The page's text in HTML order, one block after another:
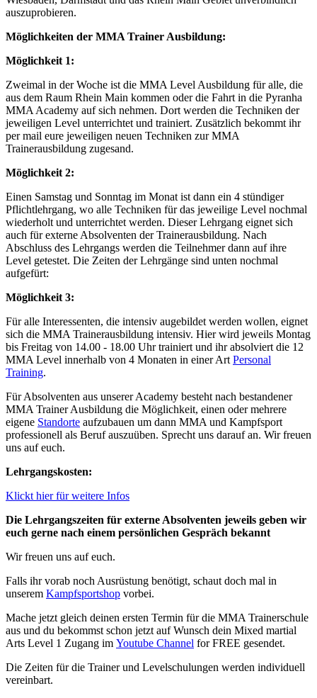
auszuprobieren.
Möglichkeiten der MMA Trainer Ausbildung:
Möglichkeit 1:
Zweimal in der Woche ist die MMA Level Ausbildung für alle, die
aus dem Raum Rhein Main kommen oder die Fahrt in die Pyranha
MMA Academy auf sich nehmen. Dort werden die Techniken der
jeweiligen Level unterrichtet und trainiert. Zusätzlich bekommt ihr
per mail eure jeweiligen neuen Techniken zur MMA
Trainerausbildung zugesand.
Möglichkeit 2:
Einen Samstag und Sonntag im Monat ist dann ein 4 stündiger
Pflichtlehrgang, wo alle Techniken für das jeweilige Level nochmal
wiederholt und unterrichtet werden. Dieser Lehrgang eignet sich
auch für externe Absolventen der Trainerausbildung. Nach
Abschluss des Lehrgangs werden die Teilnehmer dann auf ihre
Level getestet. Die Zeiten der Lehrgänge sind unten nochmal
aufgefürt:
Möglichkeit 3:
Für alle Interessenten, die intensiv augebildet werden wollen, eignet
sich die MMA Trainerausbildung intensiv. Hier wird jeweils Montag
bis Freitag von 14.00 - 18.00 Uhr trainiert und ihr absolviert die 12
MMA Level innerhalb von 4 Monaten in einer Art Personal
Training.
Für Absolventen aus unserer Academy besteht nach bestandener
MMA Trainer Ausbildung die Möglichkeit, einen oder mehrere
eigene Standorte aufzubauen um dann MMA und Kampfsport
professionell als Beruf auszuüben. Sprecht uns darauf an. Wir freuen
uns auf euch.
Lehrgangskosten:
Klickt hier für weitere Infos
Die Lehrgangszeiten für externe Absolventen jeweils geben wir
euch gerne nach einem persönlichen Gespräch bekannt
Wir freuen uns auf euch.
Falls ihr vorab noch Ausrüstung benötigt, schaut doch mal in
unserem Kampfsportshop vorbei.
Mache jetzt gleich deinen ersten Termin für die MMA Trainerschule
aus und du bekommst schon jetzt auf Wunsch dein Mixed martial
Arts Level 1 Zugang im Youtube Channel for FREE gesendet.
Die Zeiten für die Trainer und Levelschulungen werden individuell
vereinbart.